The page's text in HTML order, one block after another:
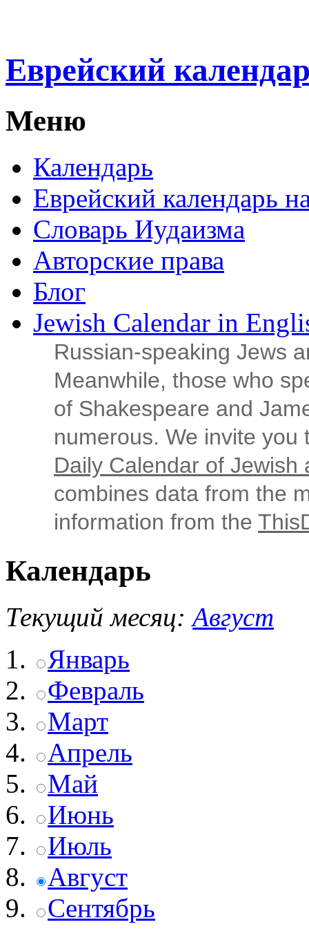
Еврейский
Меню
Календарь
Еврейский календарь
Словарь Иудаизма
Авторские права
Блог
Jewish Calendar in
Russian‑speaking Jews
Meanwhile, those who
of Shakespeare and
numerous. We invite
Daily Calendar of Jewish
combines data from the
information from the
Календарь
Текущий месяц: Август
Январь
Февраль
Март
Апрель
Май
Июнь
Июль
Август
Сентябрь